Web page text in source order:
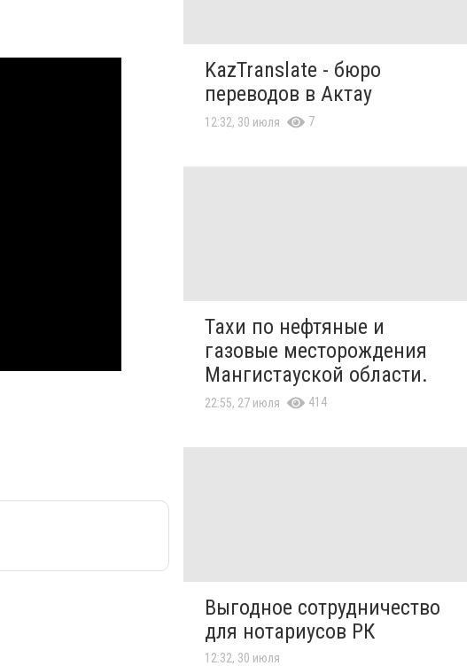
KazTranslate - бюро
переводов в Актау
12:32, 30 июля 7
Тахи по нефтяные и
газовые месторождения
Мангистауской области.
22:55, 27 июля 414
Выгодное сотрудничество
для нотариусов РК
12:32, 30 июля